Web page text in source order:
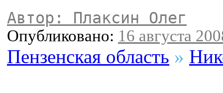
Автор: Плаксин Олег
Опубликовано: 16 августа
Пензенская область »